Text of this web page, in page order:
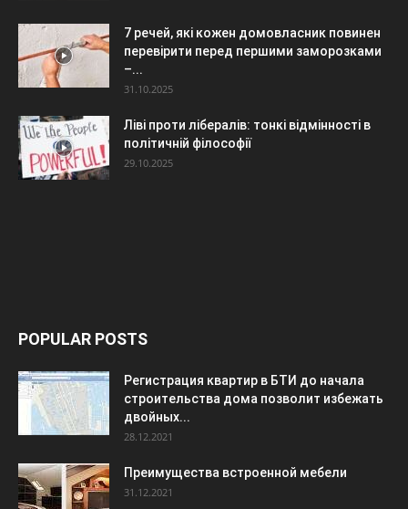
7 речей, які кожен домовласник повинен
перевірити перед першими заморозками
–...
31.10.2025
Ліві проти лібералів: тонкі відмінності в
політичній філософії
29.10.2025
POPULAR POSTS
Регистрация квартир в БТИ до начала
строительства дома позволит избежать
двойных...
28.12.2021
Преимущества встроенной мебели
31.12.2021